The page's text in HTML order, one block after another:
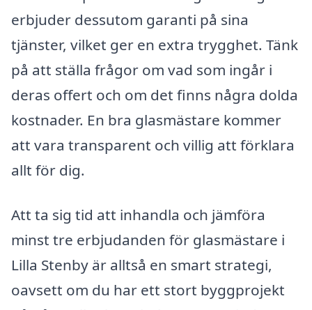
erbjuder dessutom garanti på sina
tjänster, vilket ger en extra trygghet. Tänk
på att ställa frågor om vad som ingår i
deras offert och om det finns några dolda
kostnader. En bra glasmästare kommer
att vara transparent och villig att förklara
allt för dig.
Att ta sig tid att inhandla och jämföra
minst tre erbjudanden för glasmästare i
Lilla Stenby är alltså en smart strategi,
oavsett om du har ett stort byggprojekt